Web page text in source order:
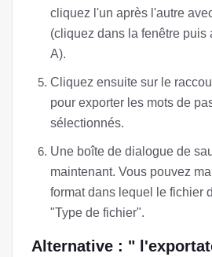
cliquez l'un après l'autre
(cliquez dans la fenêtre puis
A).
Cliquez ensuite sur le
pour exporter les mots de
sélectionnés.
Une boîte de dialogue de
maintenant. Vous pouvez
format dans lequel le fichier
"Type de fichier".
Alternative : "